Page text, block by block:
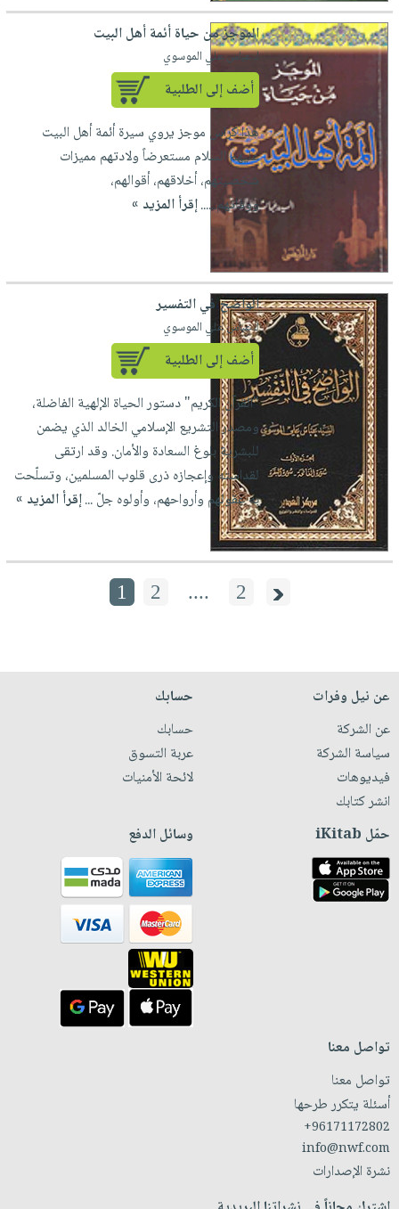
الموجز من حياة أئمة أهل البيت
لـ عباس علي الموسوي
أضف إلى الطلبية
هذا كراس موجز يروي سيرة أئمة أهل البيت
عليهم السلام مستعرضاً ولادتهم مميزات
شخصيتهم، أخلاقهم، أقوالهم،
ووفاتهم......إقرأ المزيد »
الواضح في التفسير
لـ عباس علي الموسوي
أضف إلى الطلبية
"القرآن الكريم" دستور الحياة الإلهية الفاضلة،
ومصدر التشريع الإسلامي الخالد الذي يضمن
للبشرية بلوغ السعادة والأمان. وقد ارتقى
لقداسته وإعجازه ذرى قلوب المسلمين، وتسلّحت
به عقولهم وأرواحهم، وأولوه جلّ ...إقرأ المزيد »
1 2 .... 2
عن نيل وفرات
عن الشركة
سياسة الشركة
فيديوهات
انشر كتابك
حسابك
حسابك
عربة التسوق
لائحة الأمنيات
حمّل iKitab وسائل الدفع
تواصل معنا
تواصل معنا
أسئلة يتكرر طرحها
+96171172802
info@nwf.com
نشرة الإصدارات